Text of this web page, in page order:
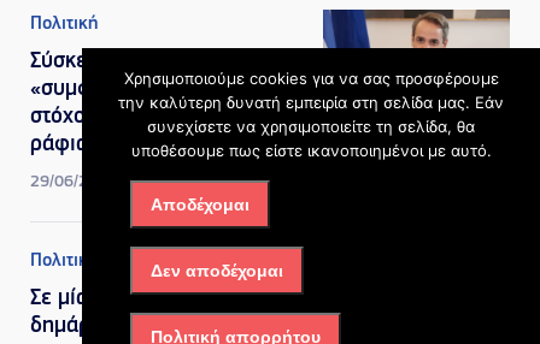
Πολιτική
Σύσκεψη στο Μαξίμου για τη
«συμφωνία κυρίων» με
στόχο μειώσεις τιμών στα
ράφια, ο ρόλος του πλαφόν
29/06/2026, 10:53 πμ
Πολιτική
Σε μία Κυριακή η εκλογή
δημάρχων και
Χρησιμοποιούμε cookies για να σας προσφέρουμε
την καλύτερη δυνατή εμπειρία στη σελίδα μας. Εάν
συνεχίσετε να χρησιμοποιείτε τη σελίδα, θα
υποθέσουμε πως είστε ικανοποιημένοι με αυτό.
Αποδέχομαι
Δεν αποδέχομαι
Πολιτική απορρήτου